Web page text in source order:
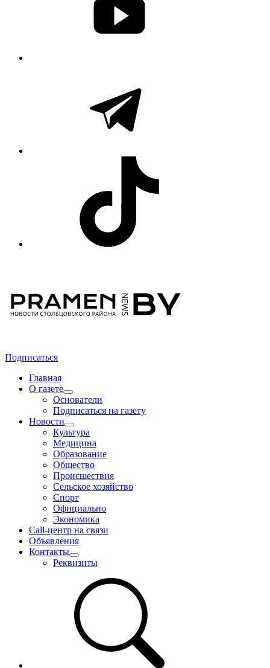
Подписаться
Главная
О газете
Основатели
Подписаться на газету
Новости
Культура
Медицина
Образование
Общество
Происшествия
Сельское хозяйство
Спорт
Официально
Экономика
Call-центр на связи
Объявления
Контакты
Реквизиты